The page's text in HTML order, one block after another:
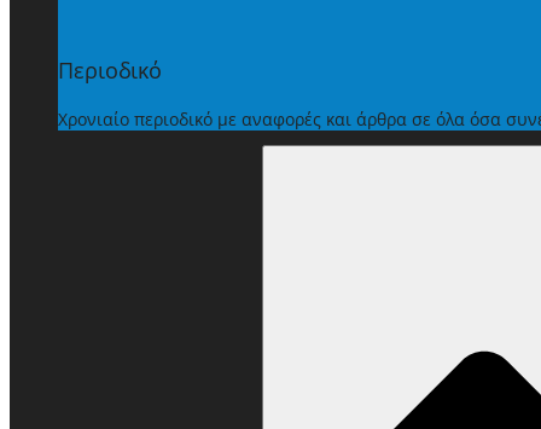
Περιοδικό
Χρονιαίο περιοδικό με αναφορές και άρθρα σε όλα όσα